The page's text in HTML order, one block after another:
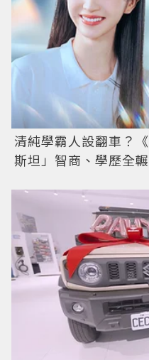
清純學霸人設翻車？
斯坦」智商、學歷全